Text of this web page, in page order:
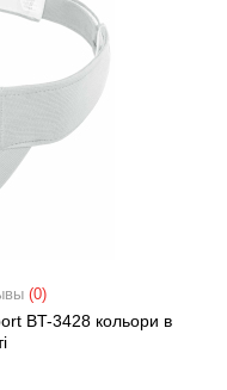
(0)
BT-3428 кольори в